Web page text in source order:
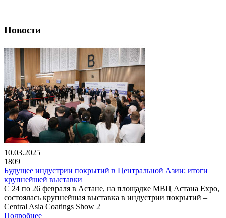
Новости
10.03.2025
1809
Будущее индустрии покрытий в Центральной Азии: итоги
крупнейшей выставки
С 24 по 26 февраля в Астане, на площадке МВЦ Астана Expo,
состоялась крупнейшая выставка в индустрии покрытий –
Central Asia Coatings Show 2
Подробнее